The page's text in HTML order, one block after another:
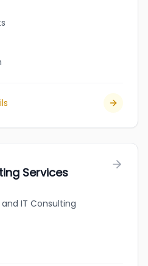
Services
and IT Consulting